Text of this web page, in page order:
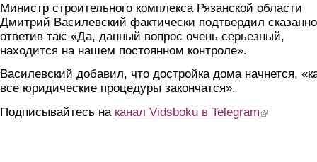
Министр строительного комплекса Рязанской области
Дмитрий Василевский фактически подтвердил
ответив так: «Да, данный вопрос очень серьезный,
находится на нашем постоянном контроле».
Василевский добавил, что достройка дома начнется,
все юридические процедуры закончатся».
Подписывайтесь на канал Vidsboku в Telegram (link is